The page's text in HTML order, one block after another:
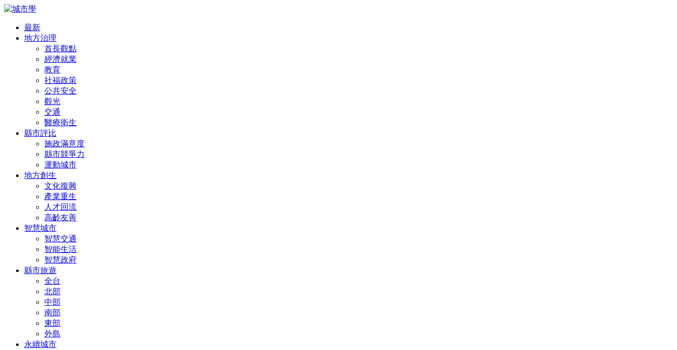
最新
地方治理
首長觀點
經濟就業
教育
社福政策
公共安全
觀光
交通
醫療衛生
縣市評比
施政滿意度
縣市競爭力
運動城市
地方創生
文化復興
產業重生
人才回流
高齡友善
智慧城市
智慧交通
智能生活
智慧政府
縣市旅遊
全台
北部
中部
南部
東部
外島
永續城市